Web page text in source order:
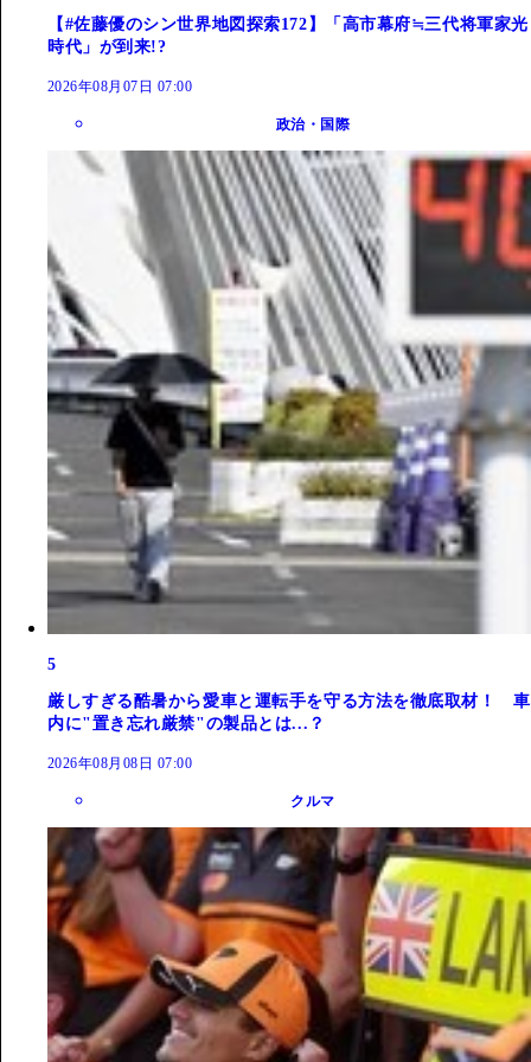
【#佐藤優のシン世界地図探索172】「高市幕府≒三代将軍家光
時代」が到来!?
2026年08月07日 07:00
政治・国際
5
厳しすぎる酷暑から愛車と運転手を守る方法を徹底取材！ 車
内に"置き忘れ厳禁"の製品とは...？
2026年08月08日 07:00
クルマ